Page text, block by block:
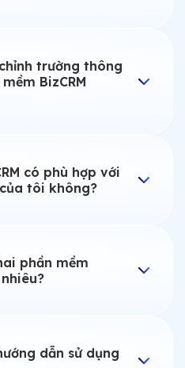
trường thông
BizCRM
có phù hợp với
tôi không?
phần mềm
dẫn sử dụng